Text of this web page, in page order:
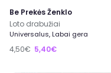
Be Prekės Ženklo
Loto drabužiai
Universalus, Labai gera
4,50€ 5,40€